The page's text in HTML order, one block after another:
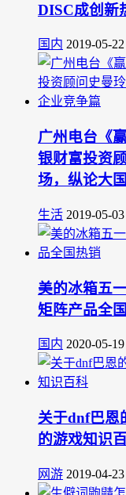
DISC成创新
国内 2019-05-
广州电台《
银财富投资
场，纵论大
生活 2019-05-
美的冰箱五
矩阵产品全
国内 2020-05-
关于dnf巴恩
的游戏知识
网游 2019-04-